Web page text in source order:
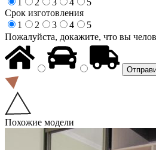
Срок изготовления
1
2 3 4
5
Пожалуйста, докажите, что вы
Похожие модели